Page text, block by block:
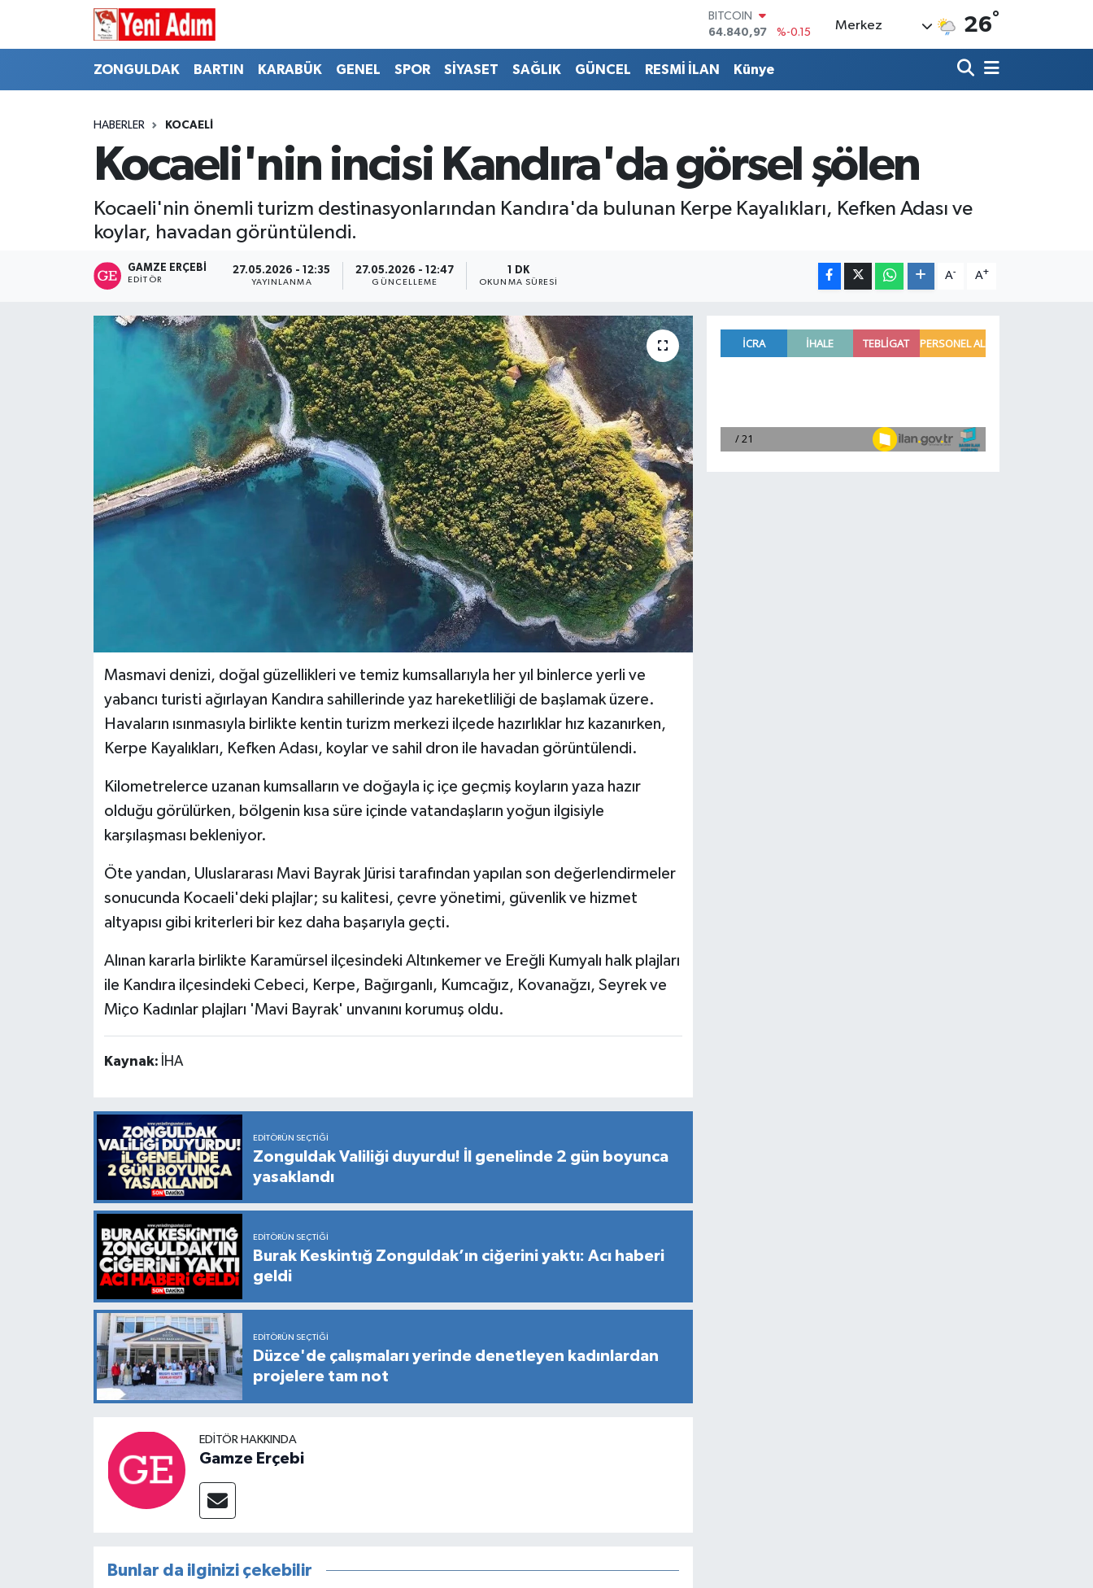
64.840,97
DOLAR
EURO
6660.55
BİST100
Merkez 26°
ZONGULDAK BARTIN KARABÜK GENEL SPOR SİYASET SAĞLIK GÜNCEL RESMİ İLAN Künye
HABERLER KOCAELİ
Kocaeli'nin incisi Kandıra'da görsel şölen
Kocaeli'nin önemli turizm destinasyonlarından Kandıra'da bulunan Kerpe Kayalıkları, Kefken Adası ve
koylar, havadan görüntülendi.
GAMZE ERÇEBI
EDITÖR
27.05.2026 - 12:35
YAYINLANMA
27.05.2026 - 12:47
GÜNCELLEME
1 DK
OKUNMA SÜRESI
A- A+
Masmavi denizi, doğal güzellikleri ve temiz kumsallarıyla her yıl binlerce yerli ve
yabancı turisti ağırlayan Kandıra sahillerinde yaz hareketliliği de başlamak üzere.
Havaların ısınmasıyla birlikte kentin turizm merkezi ilçede hazırlıklar hız kazanırken,
Kerpe Kayalıkları, Kefken Adası, koylar ve sahil dron ile havadan görüntülendi.
Kilometrelerce uzanan kumsalların ve doğayla iç içe geçmiş koyların yaza hazır
olduğu görülürken, bölgenin kısa süre içinde vatandaşların yoğun ilgisiyle
karşılaşması bekleniyor.
Öte yandan, Uluslararası Mavi Bayrak Jürisi tarafından yapılan son değerlendirmeler
sonucunda Kocaeli'deki plajlar; su kalitesi, çevre yönetimi, güvenlik ve hizmet
altyapısı gibi kriterleri bir kez daha başarıyla geçti.
Alınan kararla birlikte Karamürsel ilçesindeki Altınkemer ve Ereğli Kumyalı halk plajları
ile Kandıra ilçesindeki Cebeci, Kerpe, Bağırganlı, Kumcağız, Kovanağzı, Seyrek ve
Miço Kadınlar plajları 'Mavi Bayrak' unvanını korumuş oldu.
Kaynak: İHA
EDITÖRÜN SEÇTIĞI
Zonguldak Valiliği duyurdu! İl genelinde 2 gün boyunca
yasaklandı
EDITÖRÜN SEÇTIĞI
Burak Keskintığ Zonguldak’ın ciğerini yaktı: Acı haberi
geldi
EDITÖRÜN SEÇTIĞI
Düzce'de çalışmaları yerinde denetleyen kadınlardan
projelere tam not
EDITÖR HAKKINDA
Gamze Erçebi
Bunlar da ilginizi çekebilir
ZONGULDAK
SİYASET
RESMİ İLAN
ZONGULDAK
KARABÜK
SİYASET
Zonguldak Hava Durumu
Süper Lig Puan Durumu ve Fikstür
Son Dakika Haberleri
Haber Arşivi